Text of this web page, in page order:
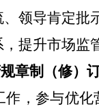
领导肯定
，提升市场监
章制（修）
，参与优